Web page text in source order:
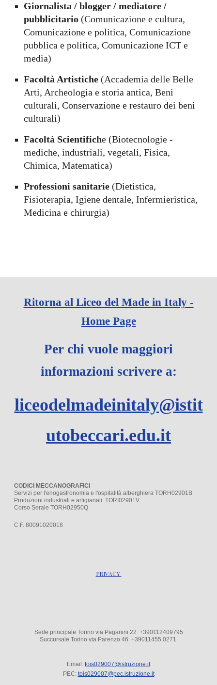
Giornalista / blogger / mediatore /
pubblicitario (Comunicazione e cultura,
Comunicazione epolitica,Comunicazione
pubblica e politica,ComunicazioneICT e
media)
Facoltà Artistiche (Accademia delle Belle
Arti, Archeologia e storia antica, Beni
culturali, Conservazione e restauro dei beni
culturali)
Facoltà Scientifiche (Biotecnologie -
mediche, industriali, vegetali, Fisica,
Chimica, Matematica)
Professioni sanitarie (Dietistica,
Fisioterapia, Igiene dentale, Infermieristica,
Medicina e chirurgia)
Ritorna al Liceo del Made in Italy -
Home Page
Per chi vuole maggiori
informazioni scrivere a:
liceodelmadeinitaly@istit
utobeccari.edu.it
CODICI MECCANOGRAFICI
Servizi per l'enogastronomia e l'ospitalità alberghiera TORH02901B
Produzioni industriali e artigianali TORI02901V
Corso Serale TORH02950Q
C.F. 80091020018
PRIVACY
Sede principale Torino via Paganini 22 +390112409795
Succursale Torino via Parenzo 46 +39011455 0271
Email: tois029007@istruzione.it
PEC: tois029007@pec.istruzione.it